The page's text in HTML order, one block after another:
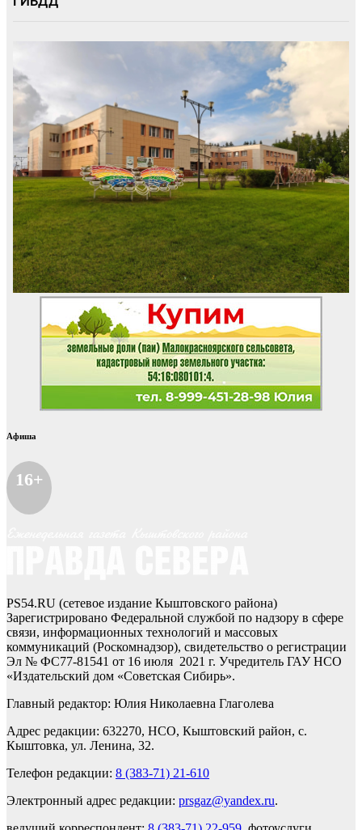
Афиша
16+
PS54.RU (сетевое издание Кыштовского района)
Зарегистрировано Федеральной службой по надзору в сфере
связи, информационных технологий и массовых
коммуникаций (Роскомнадзор), свидетельство о регистрации
Эл № ФС77-81541 от 16 июля 2021 г. Учредитель ГАУ НСО
«Издательский дом «Советская Сибирь».
Главный редактор: Юлия Николаевна Глаголева
Адрес редакции: 632270, НСО, Кыштовский район, с.
Кыштовка, ул. Ленина, 32.
Телефон редакции: 8 (383-71) 21-610
Электронный адрес редакции: prsgaz@yandex.ru.